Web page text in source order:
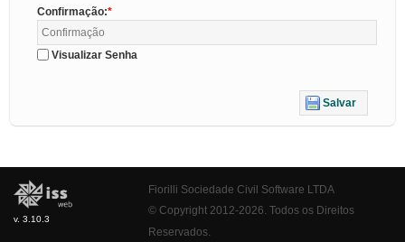
Confirmação:
Visualizar Senha
Salvar
v. 3.10.3
Fiorilli Sociedade Civil Software LTDA
© Copyright 2012-2026. Todos os Direitos
Reservados.